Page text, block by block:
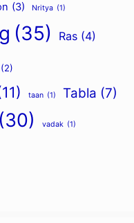
(3) Nritya (1)
(35) Ras (4)
(2)
taan (1) Tabla (7)
(30) vadak (1)